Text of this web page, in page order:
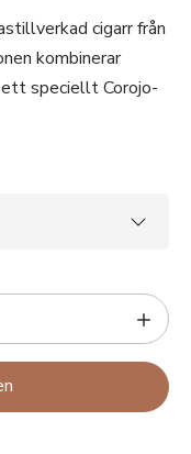
cigarr från
kombinerar
ett speciellt Corojo-